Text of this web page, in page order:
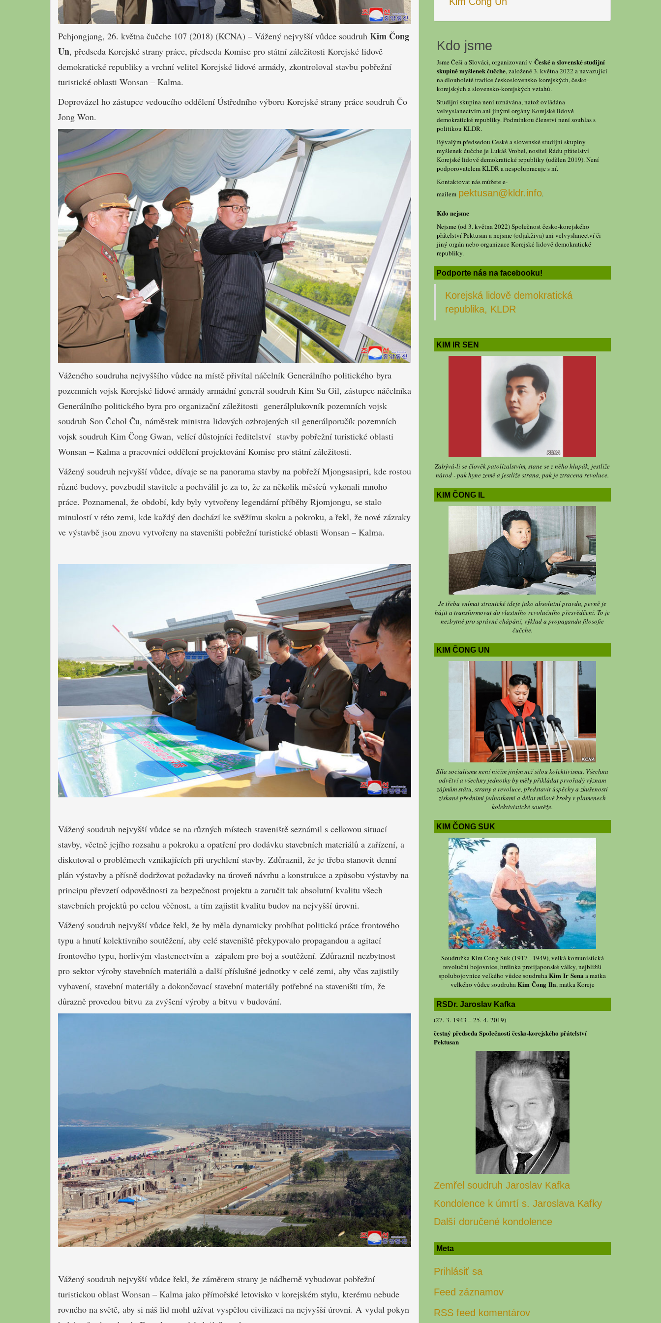
Pchjongjang, 26. května čučche 107 (2018) (KCNA) – Vážený nejvyšší vůdce soudruh Kim Čong
Un, předseda Korejské strany práce, předseda Komise pro státní záležitosti Korejské lidově
demokratické republiky a vrchní velitel Korejské lidové armády, zkontroloval stavbu pobřežní
turistické oblasti Wonsan – Kalma.
Doprovázel ho zástupce vedoucího oddělení Ústředního výboru Korejské strany práce soudruh Čo
Jong Won.
Váženého soudruha nejvyššího vůdce na místě přivítal náčelník Generálního politického byra
pozemních vojsk Korejské lidové armády armádní generál soudruh Kim Su Gil, zástupce náčelníka
Generálního politického byra pro organizační záležitosti generálplukovník pozemních vojsk
soudruh Son Čchol Ču, náměstek ministra lidových ozbrojených sil generálporučík pozemních
vojsk soudruh Kim Čong Gwan, velící důstojníci ředitelství stavby pobřežní turistické oblasti
Wonsan – Kalma a pracovníci oddělení projektování Komise pro státní záležitosti.
Vážený soudruh nejvyšší vůdce, dívaje se na panorama stavby na pobřeží Mjongsasipri, kde rostou
různé budovy, povzbudil stavitele a pochválil je za to, že za několik měsíců vykonali mnoho
práce. Poznamenal, že období, kdy byly vytvořeny legendární příběhy Rjomjongu, se stalo
minulostí v této zemi, kde každý den dochází ke svěžímu ​​skoku a pokroku, a řekl, že nové zázraky
ve výstavbě jsou znovu vytvořeny na staveništi pobřežní turistické oblasti Wonsan – Kalma.
Vážený soudruh nejvyšší vůdce se na různých místech staveniště seznámil s celkovou situací
stavby, včetně jejího rozsahu a pokroku a opatření pro dodávku stavebních materiálů a zařízení, a
diskutoval o problémech vznikajících při urychlení stavby. Zdůraznil, že je třeba stanovit denní
plán výstavby a přísně dodržovat požadavky na úroveň návrhu a konstrukce a způsobu výstavby na
principu převzetí odpovědnosti za bezpečnost projektu a zaručit tak absolutní kvalitu všech
stavebních projektů po celou věčnost, a tím zajistit kvalitu budov na nejvyšší úrovni.
Vážený soudruh nejvyšší vůdce řekl, že by měla dynamicky probíhat politická práce frontového
typu a hnutí kolektivního soutěžení, aby celé staveniště překypovalo propagandou a agitací
frontového typu, horlivým vlastenectvím a zápalem pro boj a soutěžení. Zdůraznil nezbytnost
pro sektor výroby stavebních materiálů a další příslušné jednotky v celé zemi, aby včas zajistily
vybavení, stavební materiály a dokončovací stavební materiály potřebné na staveništi tím, že
důrazně provedou bitvu za zvýšení výroby a bitvu v budování.
Vážený soudruh nejvyšší vůdce řekl, že záměrem strany je nádherně vybudovat pobřežní
turistickou oblast Wonsan – Kalma jako přímořské letovisko v korejském stylu, kterému nebude
rovného na světě, aby si náš lid mohl užívat vyspělou civilizaci na nejvyšší úrovni. A vydal pokyn
Kdo jsme
Jsme Češi a Slováci, organizovaní v České a slovenské studijní
skupině myšlenek čučche, založené 3. května 2022 a navazující
na dlouholeté tradice československo-korejských, česko-
korejských a slovensko-korejských vztahů.
Studijní skupina není uznávána, natož ovládána
velvyslanectvím ani jinými orgány Korejské lidově
demokratické republiky. Podmínkou členství není souhlas s
politikou KLDR.
Bývalým předsedou České a slovenské studijní skupiny
myšlenek čučche je Lukáš Vrobel, nositel Řádu přátelství
Korejské lidově demokratické republiky (udělen 2019). Není
podporovatelem KLDR a nespolupracuje s ní.
Kontaktovat nás můžete e-
mailem pektusan@kldr.info.
Kdo nejsme
Nejsme (od 3. května 2022) Společnost česko-korejského
přátelství Pektusan a nejsme (odjakživa) ani velvyslanectví či
jiný orgán nebo organizace Korejské lidově demokratické
republiky.
Podporte nás na facebooku!
Korejská lidově demokratická
republika, KLDR
KIM IR SEN
Zabývá-li se člověk patolízalstvím, stane se z něho hlupák, jestliže
národ - pak hyne země a jestliže strana, pak je ztracena revoluce.
KIM ČONG IL
Je třeba vnímat stranické ideje jako absolutní pravdu, pevně je
hájit a transformovat do vlastního revolučního přesvědčení. To je
nezbytné pro správné chápání, výklad a propagandu filosofie
čučche.
KIM ČONG UN
Síla socialismu není ničím jiným než silou kolektivismu. Všechna
odvětví a všechny jednotky by měly přikládat prvořadý význam
zájmům státu, strany a revoluce, představit úspěchy a zkušenosti
získané předními jednotkami a dělat mílové kroky v plamenech
kolektivistické soutěže.
KIM ČONG SUK
Soudružka Kim Čong Suk (1917 - 1949), velká komunistická
revoluční bojovnice, hrdinka protijaponské války, nejbližší
spolubojovnice velkého vůdce soudruhaKim Ir Sena a matka
velkého vůdce soudruhaKim Čong Ila, matka Koreje
RSDr. Jaroslav Kafka
(27. 3. 1943 – 25. 4. 2019)
čestný předseda Společnosti česko-korejského přátelství
Pektusan
Zemřel soudruh Jaroslav Kafka
Kondolence k úmrtí s. Jaroslava Kafky
Další doručené kondolence
Meta
Prihlásiť sa
Feed záznamov
RSS feed komentárov